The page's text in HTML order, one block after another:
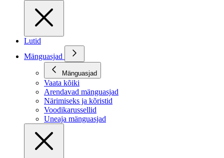
Lutid
Mänguasjad
Mänguasjad
Vaata kõiki
Arendavad mänguasjad
Närimiseks ja kõristid
Voodikarussellid
Uneaja mänguasjad